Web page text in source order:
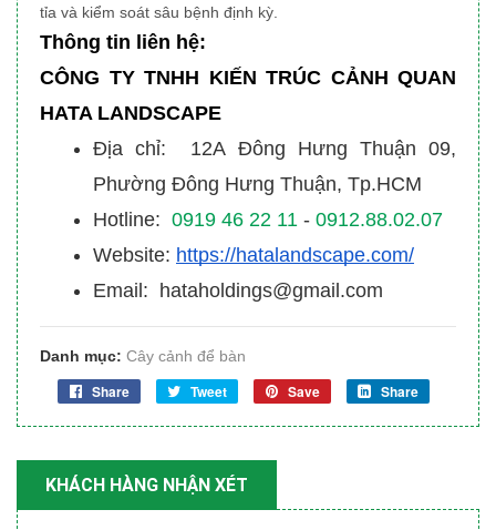
tỉa và kiểm soát sâu bệnh định kỳ.
Thông tin liên hệ:
CÔNG TY TNHH KIẾN TRÚC CẢNH QUAN
HATA LANDSCAPE
Địa chỉ: 12A Đông Hưng Thuận 09,
Phường Đông Hưng Thuận, Tp.HCM
Hotline: 0919 46 22 11 - 0912.88.02.07
Website: https://hatalandscape.com/
Email: hataholdings@gmail.com
Danh mục: Cây cảnh để bàn
Share Tweet Save Share
KHÁCH HÀNG NHẬN XÉT